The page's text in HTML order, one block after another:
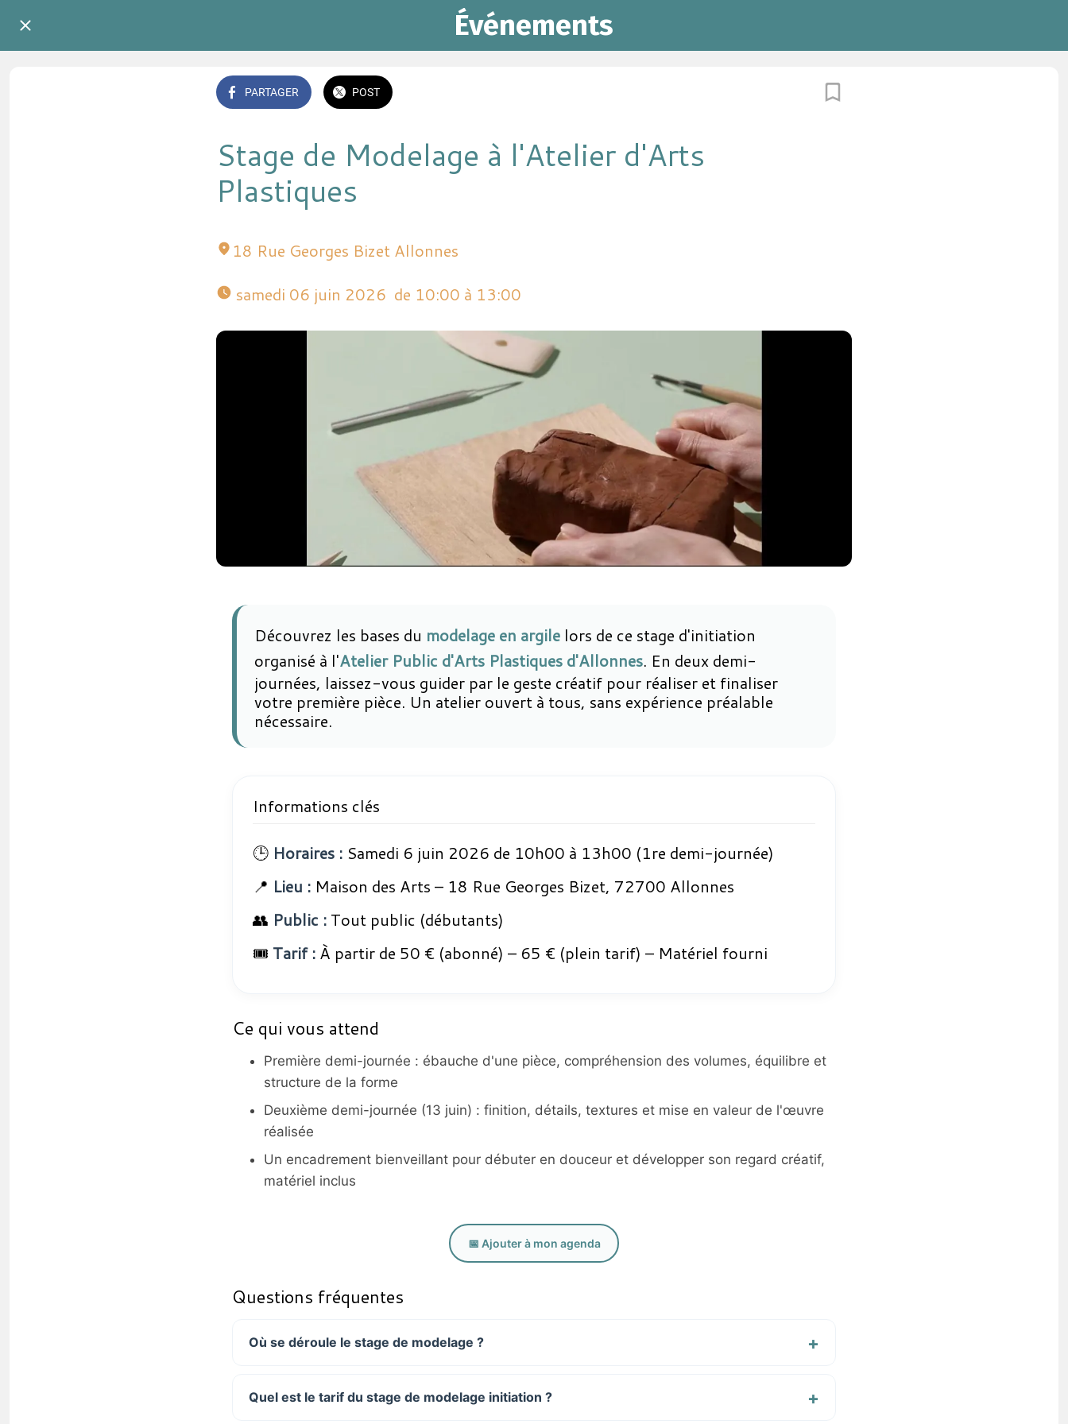
Événements
PARTAGER POST
Stage de Modelage à l'Atelier d'Arts
Plastiques
18 Rue Georges Bizet Allonnes
samedi 06 juin 2026  de 10:00 à 13:00
Découvrez les bases du modelage en argile lors de ce stage d'initiation
organisé à l'Atelier Public d'Arts Plastiques d'Allonnes. En deux demi-
journées, laissez-vous guider par le geste créatif pour réaliser et finaliser
votre première pièce. Un atelier ouvert à tous, sans expérience préalable
nécessaire.
Informations clés
🕒 Horaires : Samedi 6 juin 2026 de 10h00 à 13h00 (1re demi-journée)
📍 Lieu : Maison des Arts – 18 Rue Georges Bizet, 72700 Allonnes
👥 Public : Tout public (débutants)
🎟️ Tarif : À partir de 50 € (abonné) – 65 € (plein tarif) – Matériel fourni
Ce qui vous attend
Première demi-journée : ébauche d'une pièce, compréhension des volumes, équilibre et
structure de la forme
Deuxième demi-journée (13 juin) : finition, détails, textures et mise en valeur de l'œuvre
réalisée
Un encadrement bienveillant pour débuter en douceur et développer son regard créatif,
matériel inclus
📅 Ajouter à mon agenda
Questions fréquentes
Où se déroule le stage de modelage ?
Quel est le tarif du stage de modelage initiation ?